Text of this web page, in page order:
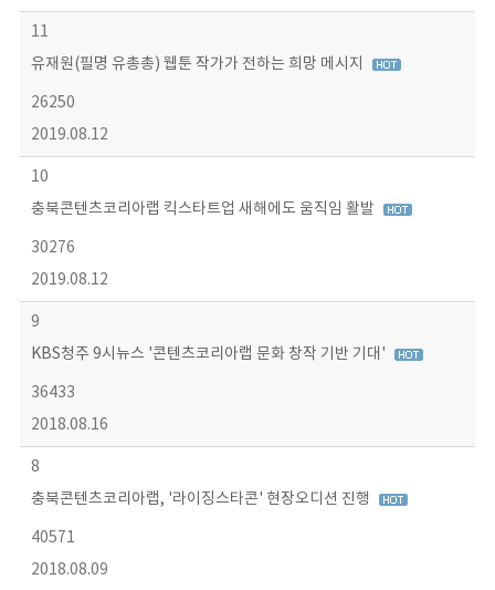
11
유재원(필명 유총총) 웹툰 작가가 전하는 희망 메시지
26250
2019.08.12
10
충북콘텐츠코리아랩 킥스타트업 새해에도 움직임 활발
30276
2019.08.12
9
KBS청주 9시뉴스 '콘텐츠코리아랩 문화 창작 기반 기대'
36433
2018.08.16
8
충북콘텐츠코리아랩, '라이징스타콘' 현장오디션 진행
40571
2018.08.09